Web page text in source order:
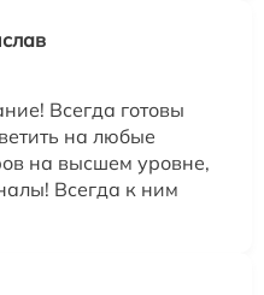
Всегда готовы
на любые
на высшем уровне,
Всегда к ним